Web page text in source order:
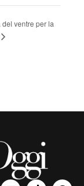
del ventre per la